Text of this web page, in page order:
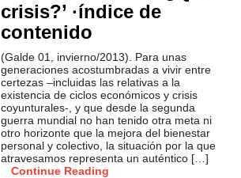
crisis?’ ·índice de
contenido
(Galde 01, invierno/2013). Para unas
generaciones acostumbradas a vivir entre
certezas –incluidas las relativas a la
existencia de ciclos económicos y crisis
coyunturales-, y que desde la segunda
guerra mundial no han tenido otra meta ni
otro horizonte que la mejora del bienestar
personal y colectivo, la situación por la que
atravesamos representa un auténtico […]
Continue Reading